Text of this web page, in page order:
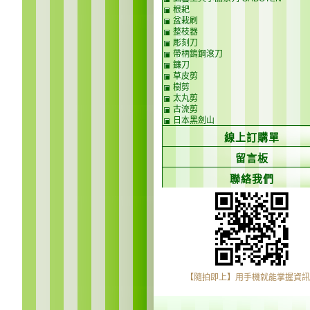
根耙
盆栽刷
整枝器
彫刻刀
帶柄鎢鋼滾刀
鐮刀
草皮剪
樹剪
太丸剪
古流剪
日本黑劍山
線上訂購單
留言板
聯絡我們
【隨拍即上】用手機就能掌握資